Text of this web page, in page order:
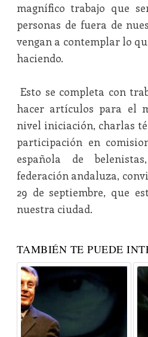
magnífico trabajo que
personas de fuera de
vengan a contemplar lo
haciendo.
Esto se completa con
hacer artículos para el
nivel iniciación, charlas
participación en
española de
federación andaluza,
29 de septiembre, que
nuestra ciudad.
TAMBIÉN TE PUEDE